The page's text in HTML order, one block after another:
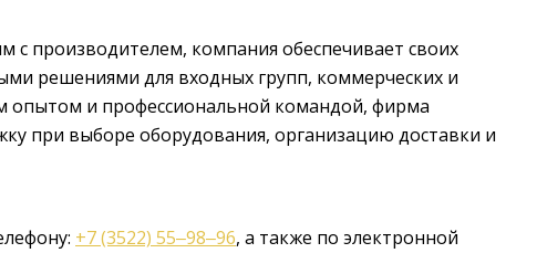
с производителем, компания обеспечивает своих
решениями для входных групп, коммерческих и
опытом и профессиональной командой, фирма
при выборе оборудования, организацию доставки и
+7 (3522) 55‒98‒96, а также по электронной